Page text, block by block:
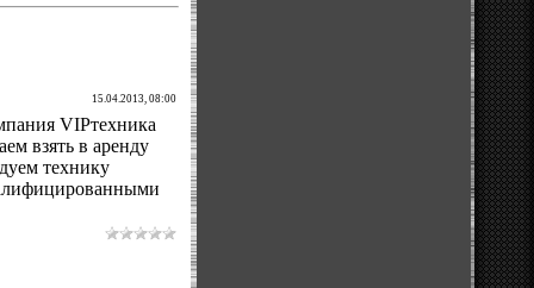
15.04.2013, 08:00
VIPтехника
взять в аренду
технику